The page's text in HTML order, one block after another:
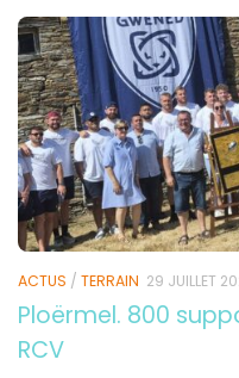
ACTUS / TERRAIN 29 JUILLET
Ploërmel. 800
RCV